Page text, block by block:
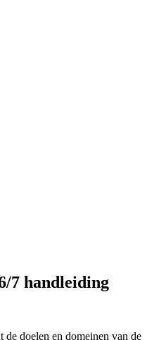
7 handleiding
de doelen en domeinen van de